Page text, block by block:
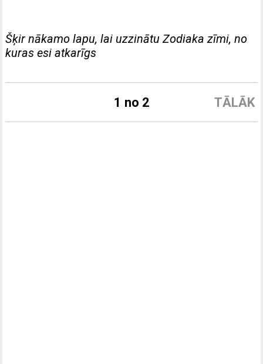
Šķir nākamo lapu, lai uzzinātu Zodiaka zīmi, no
kuras esi atkarīgs
TĀLĀK
1 no 2